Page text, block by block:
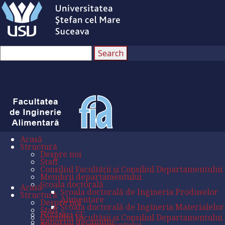
Acasă
Structură
Despre noi
Staff
Consiliul Facultății și Consiliul Departamentului
Membrii departamentului
Școala doctorală
Școala doctorală de Ingineria Produselor
Alimentare
Școala doctorală de Ingineria Materialelor
Hotătâri CF
Raportul decanului
Acasă
Structură
Despre noi
Staff
Consiliul Facultății și Consiliul Departamentului